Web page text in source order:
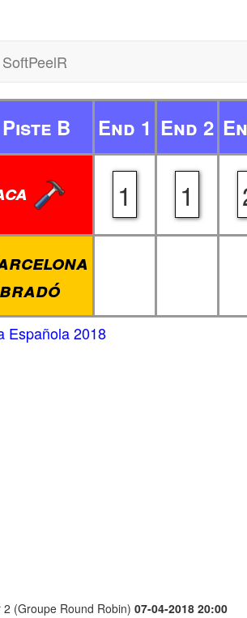
SoftPeelR
Piste B End 1 End 2
1 1
Española 2018
2 (Groupe Round Robin) 07-04-2018 20:00